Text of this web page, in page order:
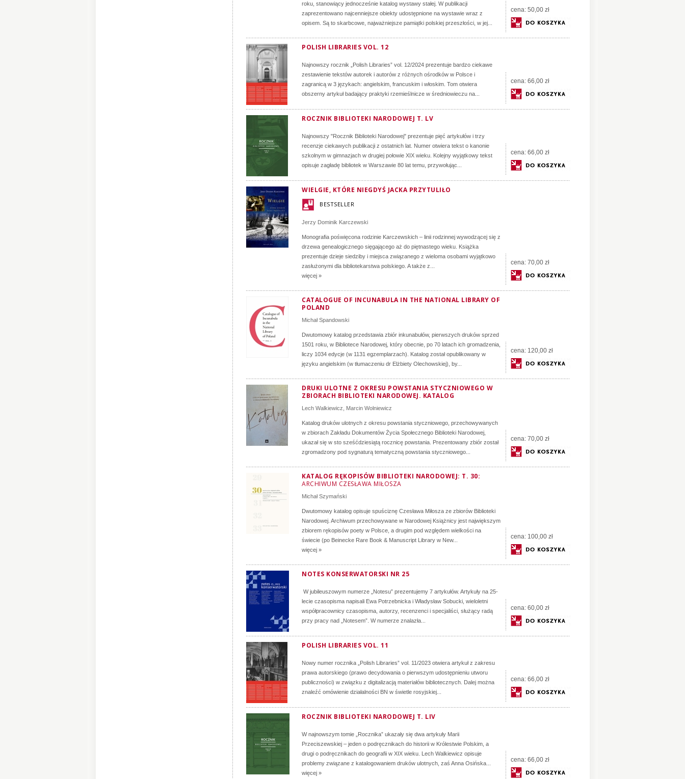
roku, stanowiący jednocześnie katalog wystawy stałej. W publikacji
zaprezentowano najcenniejsze obiekty udostępnione na wystawie wraz z
opisem. Są to skarbcowe, najważniejsze pamiątki polskiej przeszłości, w jej...
cena: 50,00 zł
POLISH LIBRARIES VOL. 12
Najnowszy rocznik „Polish Libraries” vol. 12/2024 prezentuje bardzo ciekawe
zestawienie tekstów autorek i autorów z różnych ośrodków w Polsce i
zagranicą w 3 językach: angielskim, francuskim i włoskim. Tom otwiera
obszerny artykuł badający praktyki rzemieślnicze w średniowieczu na...
cena: 66,00 zł
ROCZNIK BIBLIOTEKI NARODOWEJ T. LV
Najnowszy "Rocznik Biblioteki Narodowej" prezentuje pięć artykułów i trzy
recenzje ciekawych publikacji z ostatnich lat. Numer otwiera tekst o kanonie
szkolnym w gimnazjach w drugiej połowie XIX wieku. Kolejny wyjątkowy tekst
opisuje zagładę bibliotek w Warszawie 80 lat temu, przywołując...
cena: 66,00 zł
WIELGIE, KTÓRE NIEGDYŚ JACKA PRZYTULIŁO
BESTSELLER
Jerzy Dominik Karczewski
Monografia poświęcona rodzinie Karczewskich – linii rodzinnej wywodzącej się z
drzewa genealogicznego sięgającego aż do piętnastego wieku. Książka
prezentuje dzieje siedziby i miejsca związanego z wieloma osobami wyjątkowo
zasłużonymi dla bibliotekarstwa polskiego. A także z...
więcej »
cena: 70,00 zł
CATALOGUE OF INCUNABULA IN THE NATIONAL LIBRARY OF
POLAND
Michał Spandowski
Dwutomowy katalog przedstawia zbiór inkunabułów, pierwszych druków sprzed
1501 roku, w Bibliotece Narodowej, który obecnie, po 70 latach ich gromadzenia,
liczy 1034 edycje (w 1131 egzemplarzach). Katalog został opublikowany w
języku angielskim (w tłumaczeniu dr Elżbiety Olechowskiej), by...
cena: 120,00 zł
DRUKI ULOTNE Z OKRESU POWSTANIA STYCZNIOWEGO W
ZBIORACH BIBLIOTEKI NARODOWEJ. KATALOG
Lech Walkiewicz Marcin Wolniewicz
Katalog druków ulotnych z okresu powstania styczniowego, przechowywanych
w zbiorach Zakładu Dokumentów Życia Społecznego Biblioteki Narodowej,
ukazał się w sto sześćdziesiątą rocznicę powstania. Prezentowany zbiór został
zgromadzony pod sygnaturą tematyczną powstania styczniowego...
cena: 70,00 zł
KATALOG RĘKOPISÓW BIBLIOTEKI NARODOWEJ: T. 30:
ARCHIWUM CZESŁAWA MIŁOSZA
Michał Szymański
Dwutomowy katalog opisuje spuściznę Czesława Miłosza ze zbiorów Biblioteki
Narodowej. Archiwum przechowywane w Narodowej Książnicy jest największym
zbiorem rękopisów poety w Polsce, a drugim pod względem wielkości na
świecie (po Beinecke Rare Book & Manuscript Library w New...
więcej »
cena: 100,00 zł
NOTES KONSERWATORSKI NR 25
W jubileuszowym numerze „Notesu” prezentujemy 7 artykułów. Artykuły na 25-
lecie czasopisma napisali Ewa Potrzebnicka i Władysław Sobucki, wieloletni
współpracownicy czasopisma, autorzy, recenzenci i specjaliści, służący radą
przy pracy nad „Notesem”. W numerze znalazła...
cena: 60,00 zł
POLISH LIBRARIES VOL. 11
Nowy numer rocznika „Polish Libraries” vol. 11/2023 otwiera artykuł z zakresu
prawa autorskiego (prawo decydowania o pierwszym udostępnieniu utworu
publiczności) w związku z digitalizacją materiałów bibliotecznych. Dalej można
znaleźć omówienie działalności BN w świetle rosyjskiej...
cena: 66,00 zł
ROCZNIK BIBLIOTEKI NARODOWEJ T. LIV
W najnowszym tomie „Rocznika” ukazały się dwa artykuły Marii
Przeciszewskiej – jeden o podręcznikach do historii w Królestwie Polskim, a
drugi o podręcznikach do geografii w XIX wieku. Lech Walkiewicz opisuje
problemy związane z katalogowaniem druków ulotnych, zaś Anna Osińska...
więcej »
cena: 66,00 zł